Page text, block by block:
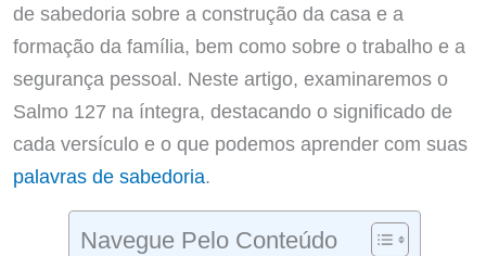
de sabedoria sobre a construção da casa e a
formação da família, bem como sobre o trabalho e a
segurança pessoal. Neste artigo, examinaremos o
Salmo 127 na íntegra, destacando o significado de
cada versículo e o que podemos aprender com suas
palavras de sabedoria.
Navegue Pelo Conteúdo